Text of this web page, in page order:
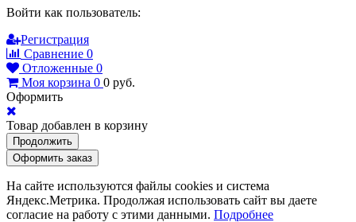
Войти как пользователь:
Регистрация
Сравнение 0
Отложенные 0
Моя корзина 0 0 руб.
Оформить
Товар добавлен в корзину
Продолжить
Оформить заказ
На сайте используются файлы cookies и система
Яндекс.Метрика. Продолжая использовать сайт вы даете
согласие на работу с этими данными. Подробнее